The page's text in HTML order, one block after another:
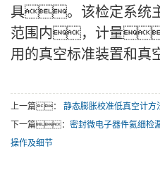
具。该检定系统主
范围内，计量
用的真空标准装置和
上一篇： 静态膨胀校准低真空计方
下一篇： 密封微电子器件氦细
操作及细节